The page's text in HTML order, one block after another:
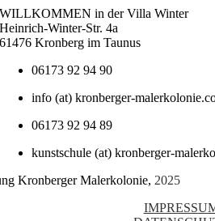
WILLKOMMEN in der Villa Winter
Heinrich-Winter-Str. 4a
61476 Kronberg im Taunus
06173 92 94 90
info (at) kronberger-
06173 92 94 89
kunstschule (at) kronberger-
Kronberger Malerkolonie, 2025